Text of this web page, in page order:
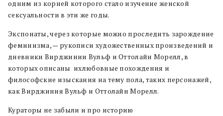
одним из корней которого стало изучение женской
сексуальности в эти же годы.
Экспонаты, через которые можно проследить зарождение
феминизма, — рукописи художественных произведений и
дневники Вирджинии Вульф и Оттолайн Морелл, в
которых описаны ихлюбовные похождения и
философские изыскания на тему пола, таких персонажей,
как Вирджиния Вульф и Оттолайн Морелл.
Кураторы не забыли и про историю